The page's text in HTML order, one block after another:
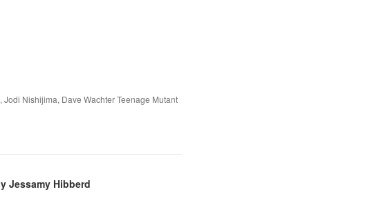
Jodi Nishijima, Dave Wachter Teenage Mutant
Jessamy Hibberd